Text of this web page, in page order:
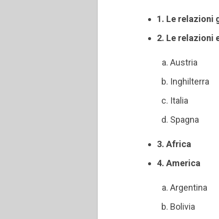
1. Le relazioni
2. Le relazioni
Austria
Inghilterra
Italia
Spagna
3. Africa
4. America
Argentina
Bolivia